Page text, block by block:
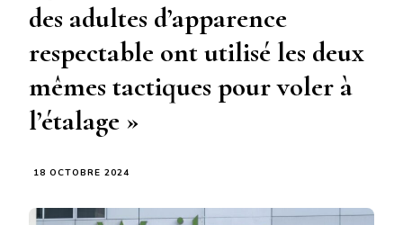
des adultes d’apparence
respectable ont utilisé les deux
mêmes tactiques pour voler à
l’étalage »
18 OCTOBRE 2024